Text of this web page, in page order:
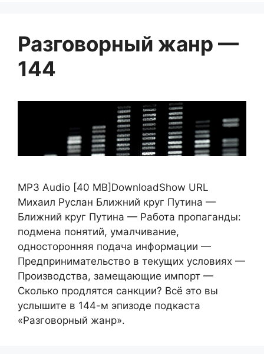
Разговорный жанр —
144
MP3 Audio [40 MB]DownloadShow URL
Михаил Руслан Ближний круг Путина —
Ближний круг Путина — Работа пропаганды:
подмена понятий, умалчивание,
односторонняя подача информации —
Предпринимательство в текущих условиях —
Производства, замещающие импорт —
Сколько продлятся санкции? Всё это вы
услышите в 144-м эпизоде подкаста
«Разговорный жанр».